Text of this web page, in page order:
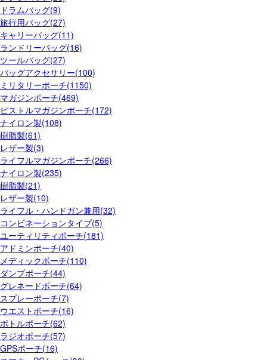
ドラムバッグ(9)
旅行用バッグ(27)
キャリーバッグ(11)
ランドリーバッグ(16)
ツールバッグ(27)
バッグアクセサリー(100)
ミリタリーポーチ(1150)
マガジンポーチ(469)
ピストルマガジンポーチ(172)
ナイロン製(108)
樹脂製(61)
レザー製(3)
ライフルマガジンポーチ(266)
ナイロン製(235)
樹脂製(21)
レザー製(10)
ライフル・ハンドガン兼用(32)
コンビネーションタイプ(5)
ユーティリティポーチ(181)
アドミンポーチ(40)
メディックポーチ(110)
ダンプポーチ(44)
グレネードポーチ(64)
スプレーポーチ(7)
ウエストポーチ(16)
ボトルポーチ(62)
ラジオポーチ(57)
GPSポーチ(16)